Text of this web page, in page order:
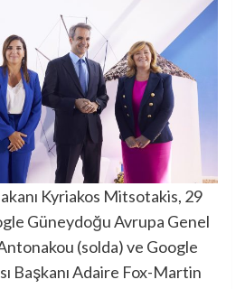
Kyriakos Mitsotakis, 29
Güneydoğu Avrupa Genel
(solda) ve Google
Başkanı Adaire Fox-Martin